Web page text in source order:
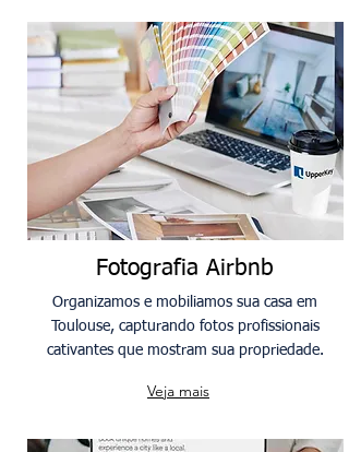
Fotografia Airbnb
Organizamos e mobiliamos sua casa em
Toulouse, capturando fotos profissionais
cativantes que mostram sua propriedade.
Veja mais